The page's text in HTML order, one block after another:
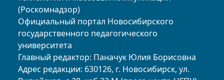
(Роскомнадзор)
Официальный портал Новосибирского
государственного педагогического
университета
Главный редактор: Паначук Юлия Борисовна
Адрес редакции: 630126, г. Новосибирск, ул.